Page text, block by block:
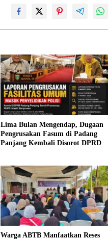
Lima Bulan Mengendap, Dugaan
Pengrusakan Fasum di Padang
Panjang Kembali Disorot DPRD
Warga ABTB Manfaatkan Reses